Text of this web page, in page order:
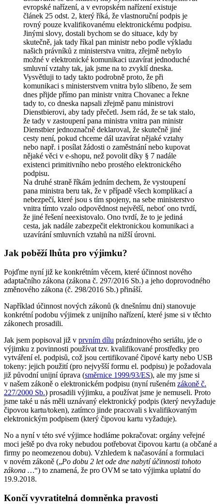
evropské nařízení, a v evropském nařízení existuje
článek 25 odst. 2, který říká, že vlastnoruční podpis je
rovný pouze kvalifikovanému elektronickému podpisu.
Jinými slovy, dostali bychom se do situace, kdy by
skutečně, jak tady říkal pan ministr nebo podle výkladu
našich právníků z ministerstva vnitra, zřejmě nebylo
možné v elektronické komunikaci uzavírat jednoduché
smluvní vztahy tak, jak jsme na to zvyklí dneska.
Vysvětluji to tady takto podrobně proto, že při
komunikaci s ministerstvem vnitra bylo slíbeno, že sem
dnes přijde přímo pan ministr vnitra Chovanec a řekne
tady to, co dneska napsali zřejmě panu ministrovi
Dienstbierovi, aby tady přečetl. Jsem rád, že se tak stalo,
že tady v zastoupení pana ministra vnitra pan ministr
Dienstbier jednoznačně deklaroval, že skutečně jiné
cesty není, pokud chceme dál uzavírat nějaké vztahy
nebo např. i posílat žádosti o zaměstnání nebo kupovat
nějaké věci v e-shopu, než povolit díky § 7 nadále
existenci primitivního nebo prostého elektronického
podpisu.
Na druhé straně říkám jedním dechem, že vystoupení
pana ministra beru tak, že v případě všech komplikací a
nebezpečí, které jsou s tím spojeny, na sebe ministerstvo
vnitra tímto vzalo odpovědnost největší, neboť ono tvrdí,
že jiné řešení neexistovalo. Ono tvrdí, že to je jediná
cesta, jak nadále zabezpečit elektronickou komunikaci a
uzavírání smluvních vztahů na nižší úrovni.
Jak poběží lhůta pro výjimku?
Pojďme nyní již ke konkrétním věcem, které účinnost nového
adaptačního zákona (zákona č. 297/2016 Sb.) a jeho doprovodného
změnového zákona (č. 298/2016 Sb.) přináší.
Například účinnost nových zákonů (k dnešnímu dni) stanovuje
konkrétní podobu výjimek z unijního nařízení, které jsme si v těchto
zákonech prosadili.
Jak jsem popisoval již v prvním dílu prázdninového seriálu, jde o
výjimku z povinnosti používat tzv. kvalifikované prostředky pro
vytváření el. podpisů, což jsou certifikované čipové karty nebo USB
tokeny: jejich použití (pro nejvyšší formu el. podpisu) je požadovala
již původní unijní úprava (směrnice 1999/93/ES), ale my jsme si
v našem zákoně o elektronickém podpisu (nyní rušeném zákoně č.
227/2000 Sb.) prosadili výjimku, a používat jsme je nemuseli. Proto
jsme také u nás měli uznávaný elektronický podpis (který nevyžaduje
čipovou kartu/token), zatímco jinde pracovali s kvalifikovaným
elektronickým podpisem (který čipovou kartu vyžaduje).
No a nyní v této své výjimce hodláme pokračovat: orgány veřejné
moci ještě po dva roky nebudou potřebovat čipovou kartu (a občané a
firmy po neomezenou dobu). Vzhledem k načasování a formulaci
v novém zákoně („Po dobu 2 let ode dne nabytí účinnosti tohoto
zákona …“) to znamená, že pro OVM se tato výjimka uplatní do
19.9.2018.
Končí vyvratitelná domněnka pravosti